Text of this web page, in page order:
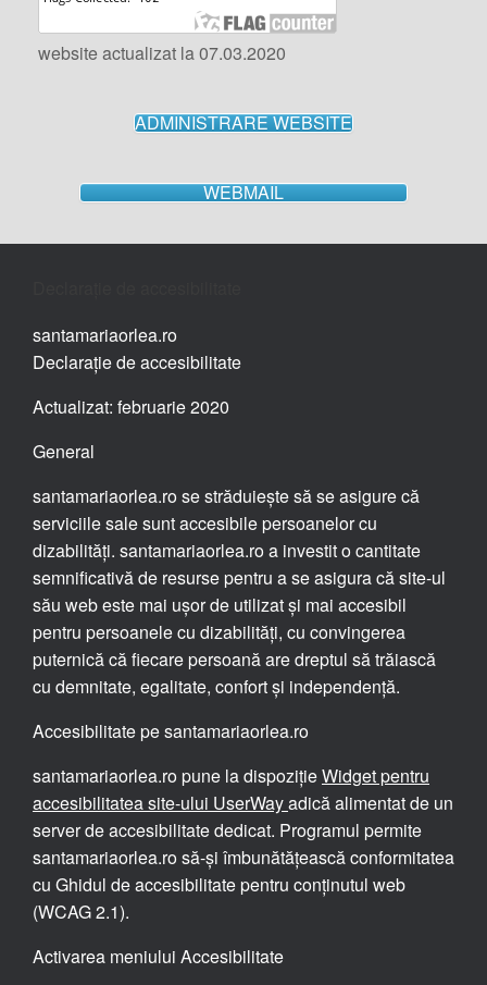
website actualizat la 07.03.2020
ADMINISTRARE WEBSITE
WEBMAIL
santamariaorlea.ro
Declarație de accesibilitate
Actualizat: februarie 2020
General
santamariaorlea.ro se străduiește să se asigure că
serviciile sale sunt accesibile persoanelor cu
dizabilități. santamariaorlea.ro a investit o cantitate
semnificativă de resurse pentru a se asigura că site-ul
său web este mai ușor de utilizat și mai accesibil
pentru persoanele cu dizabilități, cu convingerea
puternică că fiecare persoană are dreptul să trăiască
cu demnitate, egalitate, confort și independență.
Accesibilitate pe santamariaorlea.ro
santamariaorlea.ro pune la dispozițieWidget pentru
accesibilitatea site-ului UserWayadică alimentat de un
server de accesibilitate dedicat. Programul permite
santamariaorlea.ro să-și îmbunătățească conformitatea
cu Ghidul de accesibilitate pentru conținutul web
(WCAG 2.1).
Activarea meniului Accesibilitate